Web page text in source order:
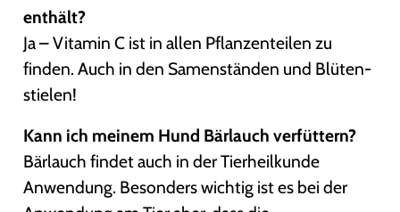
enthält?
Ja – Vitamin C ist in allen Pflanzenteilen zu
finden. Auch in den Samenständen und Blüten-
stielen!
Kann ich meinem Hund Bärlauch verfüttern?
Bärlauch findet auch in der Tierheilkunde
Anwendung. Besonders wichtig ist es bei der